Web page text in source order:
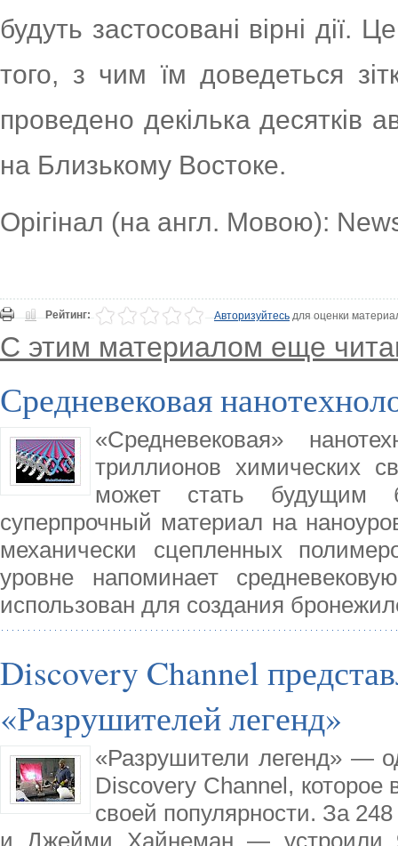
будуть застосовані вірні дії.
того, з чим їм доведеться
проведено декілька десятків
на Близькому Востоке.
Орігінал (на англ. Мовою):
Рейтинг: Авторизуйтесьдля оценки
С этим материалом еще
Средневековая
«Средневековая»
триллионов химических
может стать будущим
суперпрочный материал на
механически сцепленных
уровне напоминает
использован для создания
Discovery Channel
«Разрушителей легенд»
«Разрушители легенд» —
Discovery Channel, которое
своей популярности. За
и Джейми Хайнеман — устроили